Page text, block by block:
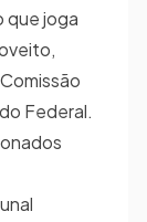
que joga
Federal.